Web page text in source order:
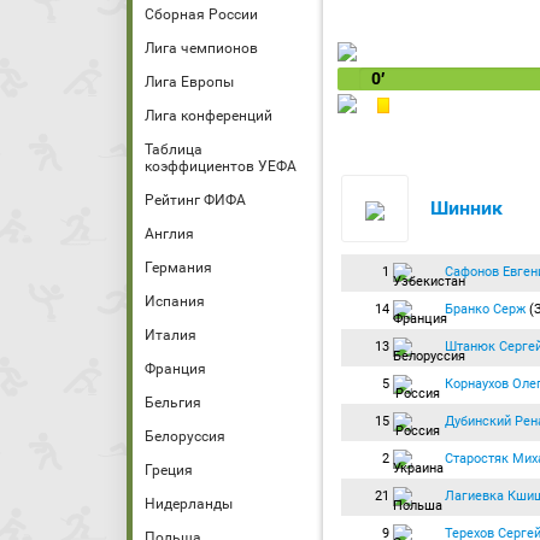
Сборная России
Лига чемпионов
Лига Европы
Лига конференций
Таблица
коэффициентов УЕФА
Рейтинг ФИФА
Англия
Германия
Испания
Италия
Франция
Бельгия
Белоруссия
Греция
Нидерланды
0′
Шинник
1 Сафонов
14 Бранко Серж
13 Штанюк
5 Корнаухов
15 Дубинский
2 Старостяк
21 Лагиевка
9 Терехов Сергей